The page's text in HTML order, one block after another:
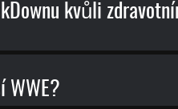
kvůli
WWE?